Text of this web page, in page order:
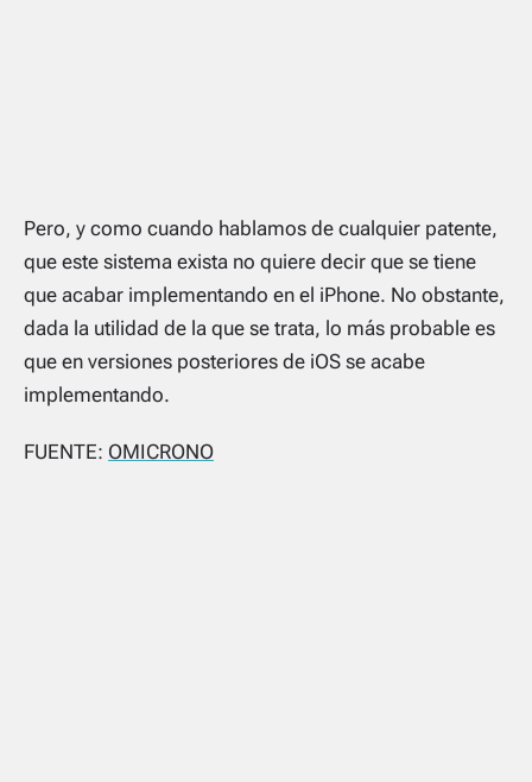
Pero, y como cuando hablamos de cualquier patente,
que este sistema exista no quiere decir que se tiene
que acabar implementando en el iPhone. No obstante,
dada la utilidad de la que se trata, lo más probable es
que en versiones posteriores de iOS se acabe
implementando.
FUENTE: OMICRONO